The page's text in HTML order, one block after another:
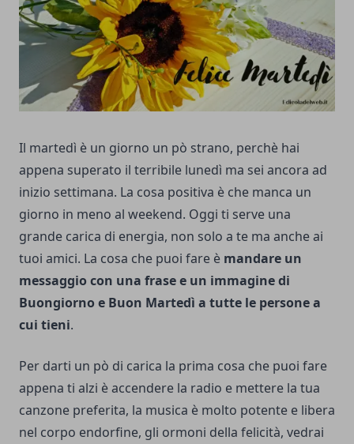
Il martedì è un giorno un pò strano, perchè hai
appena superato il terribile lunedì ma sei ancora ad
inizio settimana. La cosa positiva è che manca un
giorno in meno al weekend. Oggi ti serve una
grande carica di energia, non solo a te ma anche ai
tuoi amici. La cosa che puoi fare è mandare un
messaggio con una frase e un immagine di
Buongiorno e Buon Martedì a tutte le persone a
cui tieni.
Per darti un pò di carica la prima cosa che puoi fare
appena ti alzi è accendere la radio e mettere la tua
canzone preferita, la musica è molto potente e libera
nel corpo endorfine, gli ormoni della felicità, vedrai